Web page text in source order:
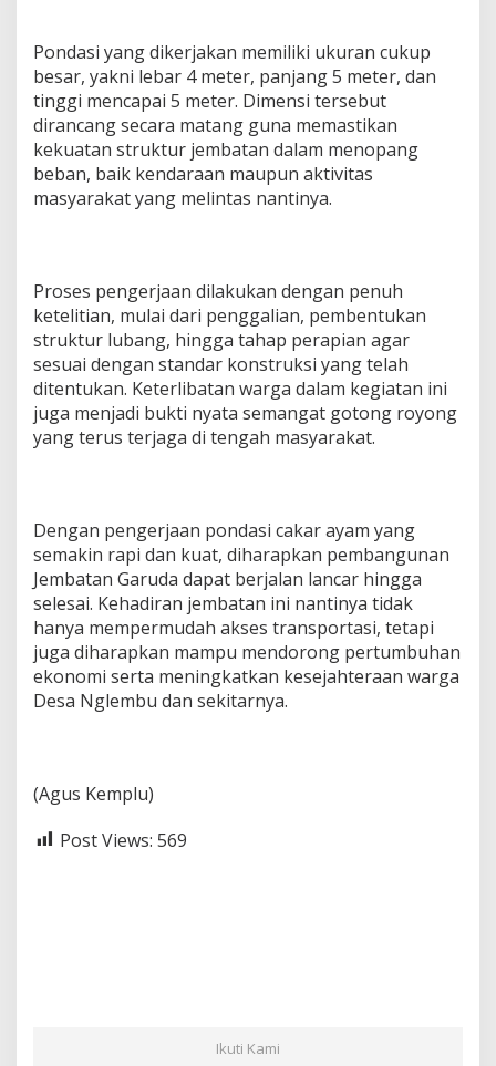
Pondasi yang dikerjakan memiliki ukuran cukup
besar, yakni lebar 4 meter, panjang 5 meter, dan
tinggi mencapai 5 meter. Dimensi tersebut
dirancang secara matang guna memastikan
kekuatan struktur jembatan dalam menopang
beban, baik kendaraan maupun aktivitas
masyarakat yang melintas nantinya.
Proses pengerjaan dilakukan dengan penuh
ketelitian, mulai dari penggalian, pembentukan
struktur lubang, hingga tahap perapian agar
sesuai dengan standar konstruksi yang telah
ditentukan. Keterlibatan warga dalam kegiatan ini
juga menjadi bukti nyata semangat gotong royong
yang terus terjaga di tengah masyarakat.
Dengan pengerjaan pondasi cakar ayam yang
semakin rapi dan kuat, diharapkan pembangunan
Jembatan Garuda dapat berjalan lancar hingga
selesai. Kehadiran jembatan ini nantinya tidak
hanya mempermudah akses transportasi, tetapi
juga diharapkan mampu mendorong pertumbuhan
ekonomi serta meningkatkan kesejahteraan warga
Desa Nglembu dan sekitarnya.
(Agus Kemplu)
Post Views: 569
Ikuti Kami